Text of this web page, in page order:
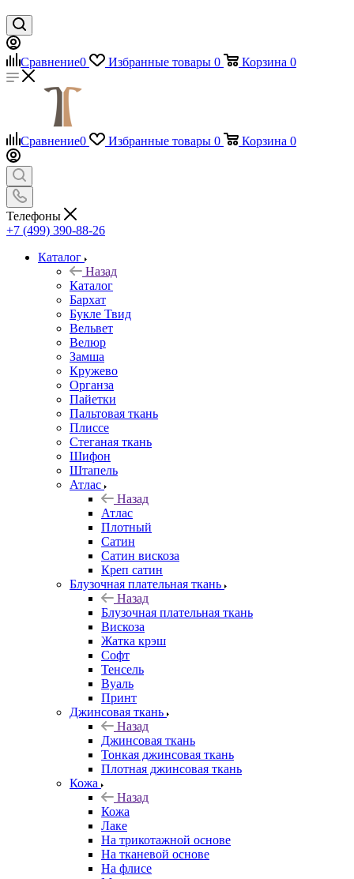
Сравнение0 Избранные товары 0 Корзина 0
Сравнение0 Избранные товары 0 Корзина 0
Телефоны
+7 (499) 390-88-26
Каталог
Назад
Каталог
Бархат
Букле Твид
Вельвет
Велюр
Замша
Кружево
Органза
Пайетки
Пальтовая ткань
Плиссе
Стеганая ткань
Шифон
Штапель
Атлас
Назад
Атлас
Плотный
Сатин
Сатин вискоза
Креп сатин
Блузочная плательная ткань
Назад
Блузочная плательная ткань
Вискоза
Жатка крэш
Софт
Тенсель
Вуаль
Принт
Джинсовая ткань
Назад
Джинсовая ткань
Тонкая джинсовая ткань
Плотная джинсовая ткань
Кожа
Назад
Кожа
Лаке
На трикотажной основе
На тканевой основе
На флисе